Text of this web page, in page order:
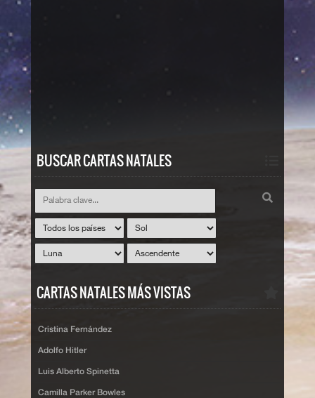
BUSCAR CARTAS NATALES
CARTAS NATALES MÁS VISTAS
Cristina Fernández
Adolfo Hitler
Luis Alberto Spinetta
Camilla Parker Bowles